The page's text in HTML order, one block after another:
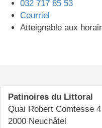
032 717 85 53
Courriel
Atteignable aux
Patinoires du Littoral
Quai Robert Comtesse 4
2000 Neuchâtel